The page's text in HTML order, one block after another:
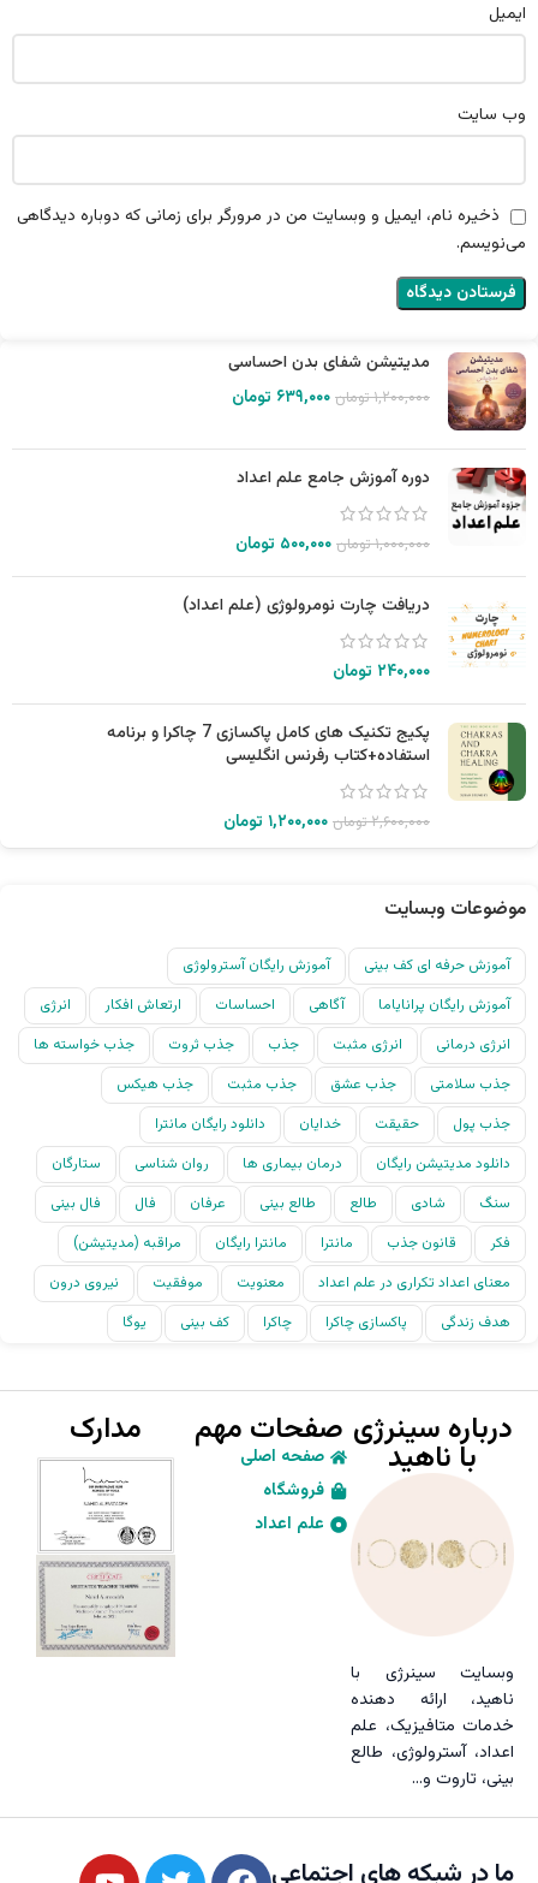
ایمیل
وب‌ سایت
ذخیره نام، ایمیل و وبسایت من در مرورگر برای زمانی که دوباره دیدگاهی
می‌نویسم.
مدیتیشن شفای بدن احساسی
۱,۲۰۰,۰۰۰تومان ۶۳۹,۰۰۰ تومان
دوره آموزش جامع علم اعداد
۱,۰۰۰,۰۰۰تومان ۵۰۰,۰۰۰ تومان
دریافت چارت نومرولوژی (علم اعداد)
۲۴۰,۰۰۰ تومان
پکیج تکنیک های کامل پاکسازی 7 چاکرا و برنامه
استفاده+کتاب رفرنس انگلیسی
۲,۶۰۰,۰۰۰تومان ۱,۲۰۰,۰۰۰ تومان
موضوعات وبسایت
آموزش حرفه ای کف بینی
آموزش رایگان آسترولوژی
آموزش رایگان پرانایاما
آگاهی احساسات ارتعاش افکار
انرژی
انرژی درمانی
انرژی مثبت جذب جذب ثروت
جذب خواسته ها
جذب سلامتی
جذب عشق جذب مثبت
جذب هیکس
جذب پول
حقیقت خدایان
دانلود رایگان مانترا
دانلود مدیتیشن رایگان
درمان بیماری ها روان شناسی
ستارگان
سنگ
شادی طالع طالع بینی عرفان فال
فال بینی
فکر
قانون جذب مانترا مانترا رایگان
مراقبه (مدیتیشن)
معنای اعداد تکراری در علم اعداد
معنویت موفقیت
نیروی درون
هدف زندگی
پاکسازی چاکرا چاکرا کف بینی یوگا
درباره سینرژی
با ناهید
وبسایت سینرژی با
ناهید، ارائه دهنده
خدمات متافیزیک، علم
اعداد، آسترولوژی، طالع
بینی، تاروت و…
صفحات مهم
صفحه اصلی
فروشگاه
علم اعداد
مدارک
ما در شبکه های اجتماعی